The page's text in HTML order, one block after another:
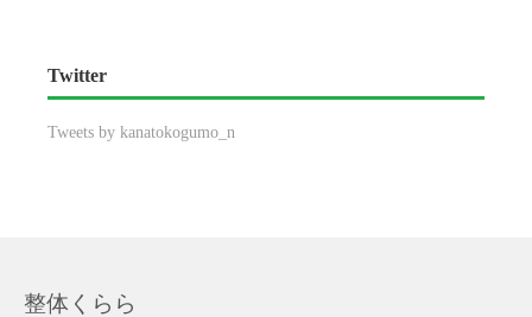
Twitter
Tweets by kanatokogumo_n
整体くらら